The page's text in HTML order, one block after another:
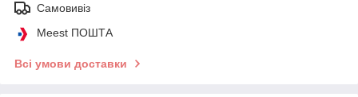
Самовивіз
Meest ПОШТА
Всі умови доставки